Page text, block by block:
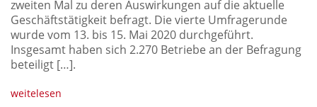
zweiten Mal zu deren Auswirkungen auf die aktuelle
Geschäftstätigkeit befragt. Die vierte Umfragerunde
wurde vom 13. bis 15. Mai 2020 durchgeführt.
Insgesamt haben sich 2.270 Betriebe an der Befragung
beteiligt […].
weitelesen